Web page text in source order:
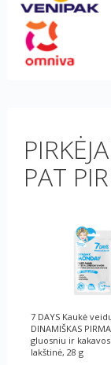
PAT
7 DAYS Kaukė
DINAMIŠKAS
gluosniu ir
lakštinė, 28 g